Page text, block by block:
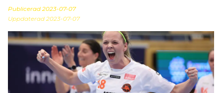
Publicerad 2023-07-07
Uppdaterad 2023-07-07